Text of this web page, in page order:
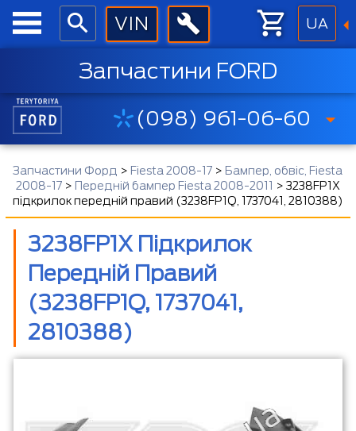
UA
Запчастини FORD
(098) 961-06-60
Запчастини Форд > Fiesta 2008-17 > Бампер, обвіс, Fiesta
2008-17> Передній бампер Fiesta 2008-2011 > 3238FP1X
підкрилок передній правий (3238FP1Q, 1737041, 2810388)
3238FP1X Підкрилок
Передній Правий
(3238FP1Q, 1737041,
2810388)